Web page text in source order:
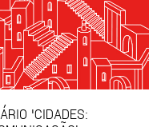
'CIDADES: